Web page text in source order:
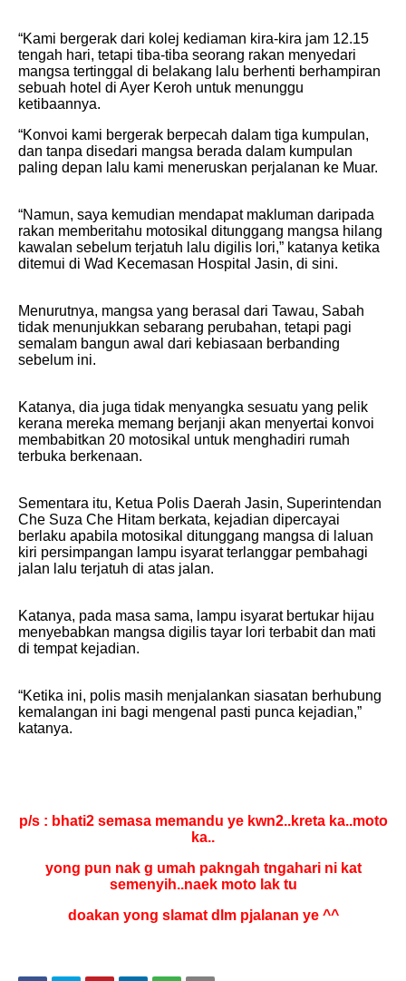
“Kami bergerak dari kolej kediaman kira-kira jam 12.15
tengah hari, tetapi tiba-tiba seorang rakan menyedari
mangsa tertinggal di belakang lalu berhenti berhampiran
sebuah hotel di Ayer Keroh untuk menunggu
ketibaannya.
“Konvoi kami bergerak berpecah dalam tiga kumpulan,
dan tanpa disedari mangsa berada dalam kumpulan
paling depan lalu kami meneruskan perjalanan ke Muar.
“Namun, saya kemudian mendapat makluman daripada
rakan memberitahu motosikal ditunggang mangsa hilang
kawalan sebelum terjatuh lalu digilis lori,” katanya ketika
ditemui di Wad Kecemasan Hospital Jasin, di sini.
Menurutnya, mangsa yang berasal dari Tawau, Sabah
tidak menunjukkan sebarang perubahan, tetapi pagi
semalam bangun awal dari kebiasaan berbanding
sebelum ini.
Katanya, dia juga tidak menyangka sesuatu yang pelik
kerana mereka memang berjanji akan menyertai konvoi
membabitkan 20 motosikal untuk menghadiri rumah
terbuka berkenaan.
Sementara itu, Ketua Polis Daerah Jasin, Superintendan
Che Suza Che Hitam berkata, kejadian dipercayai
berlaku apabila motosikal ditunggang mangsa di laluan
kiri persimpangan lampu isyarat terlanggar pembahagi
jalan lalu terjatuh di atas jalan.
Katanya, pada masa sama, lampu isyarat bertukar hijau
menyebabkan mangsa digilis tayar lori terbabit dan mati
di tempat kejadian.
“Ketika ini, polis masih menjalankan siasatan berhubung
kemalangan ini bagi mengenal pasti punca kejadian,”
katanya.
p/s : bhati2 semasa memandu ye kwn2..kreta ka..moto
ka..
yong pun nak g umah pakngah tngahari ni kat
semenyih..naek moto lak tu
doakan yong slamat dlm pjalanan ye ^^